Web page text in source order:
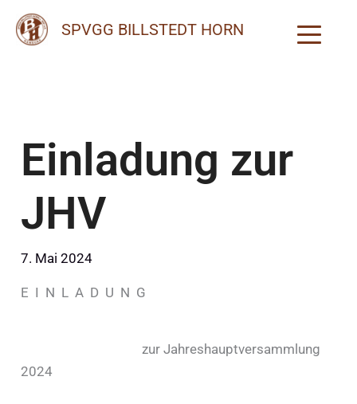
Zum
Inhalt
SPVGG BILLSTEDT HORN
Einladung zur
JHV
7. Mai 2024
E I N L A D U N G
zur Jahreshauptversammlung
2024